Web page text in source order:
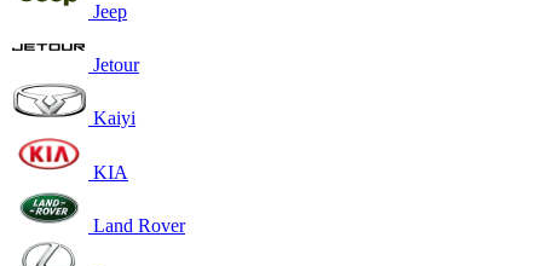
Jeep
Jetour
Kaiyi
KIA
Land Rover